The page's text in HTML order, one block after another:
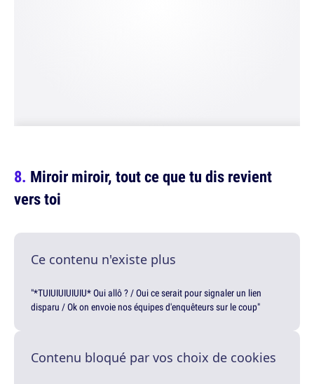
Miroir miroir, tout ce que tu dis revient
vers toi
Ce contenu n'existe plus
"*TUIUIUIUIUIU* Oui allô ? / Oui ce serait pour signaler un lien
disparu / Ok on envoie nos équipes d'enquêteurs sur le coup"
Contenu bloqué par vos choix de cookies